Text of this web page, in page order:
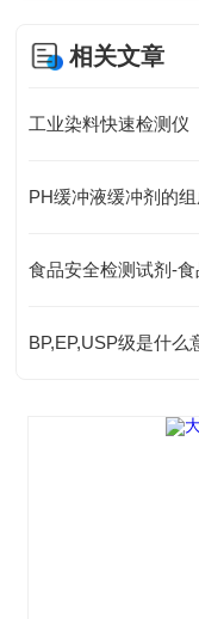
相关文章
工业染料快速检测仪
PH缓冲液缓冲剂的
食品安全检测试剂-
BP,EP,USP级是什么